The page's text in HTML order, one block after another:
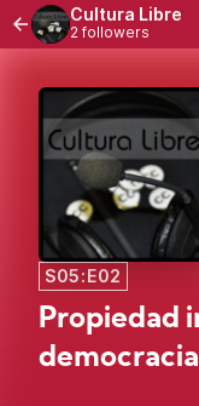
Cultura Libre
2 followers
S05:E02
Propiedad
democracia